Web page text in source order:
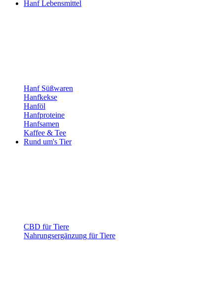
Hanf Lebensmittel
Hanf Süßwaren
Hanfkekse
Hanföl
Hanfproteine
Hanfsamen
Kaffee & Tee
Rund um's Tier
CBD für Tiere
Nahrungsergänzung für Tiere